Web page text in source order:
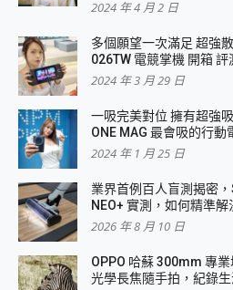
2024 年 4 月 2 日
多個願望一次滿足 超強
026TW 電競掌機 開箱 評
2024 年 3 月 29 日
一吸完美對位 擁有超強
ONE MAG 最會吸的行動
2024 年 1 月 25 日
業界首例百人盲測揭密，
NEO+ 實測，如何精準
2026 年 8 月 10 日
OPPO 哈蘇 300mm 專
光學長焦隨手拍，紀錄